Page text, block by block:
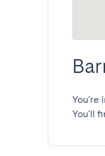
You're
You'll